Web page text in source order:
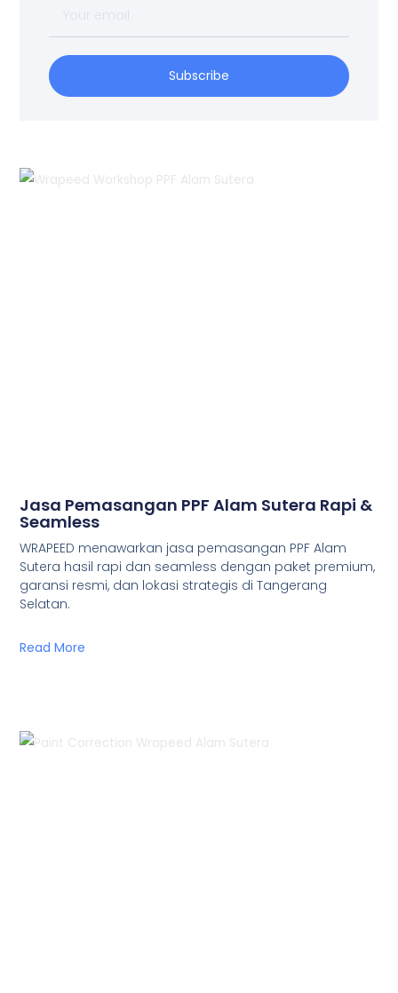
email
Subscribe
Jasa Pemasangan PPF Alam Sutera Rapi &
Seamless
WRAPEED menawarkan jasa pemasangan PPF Alam
Sutera hasil rapi dan seamless dengan paket premium,
garansi resmi, dan lokasi strategis di Tangerang
Selatan.
Read More